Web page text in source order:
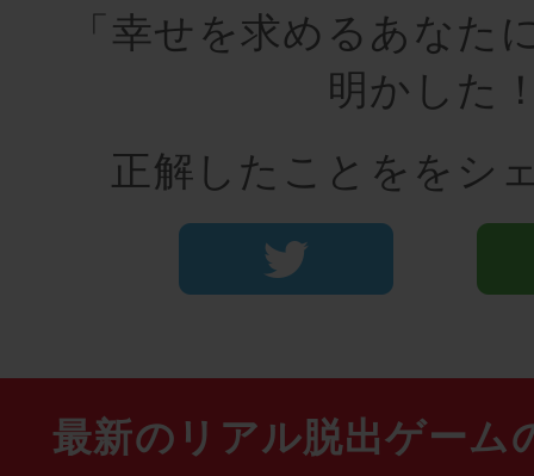
「幸せを求めるあなた
明かした
正解したことををシ
最新のリアル脱出ゲーム